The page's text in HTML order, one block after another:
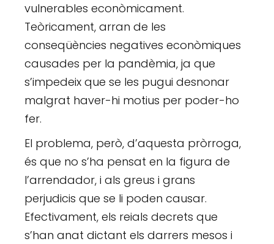
vulnerables econòmicament.
Teòricament, arran de les
conseqüències negatives econòmiques
causades per la pandèmia, ja que
s’impedeix que se les pugui desnonar
malgrat haver-hi motius per poder-ho
fer.
El problema, però, d’aquesta pròrroga,
és que no s’ha pensat en la figura de
l’arrendador, i als greus i grans
perjudicis que se li poden causar.
Efectivament, els reials decrets que
s’han anat dictant els darrers mesos i